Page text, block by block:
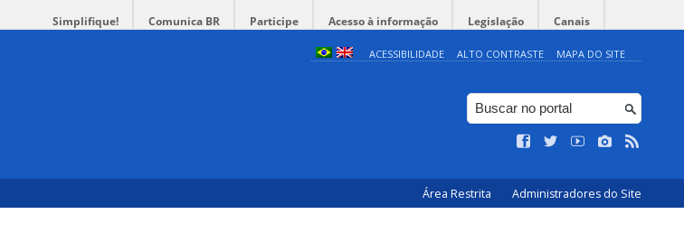
Simplifique! Comunica BR Participe Acesso à informação Legislação Canais
ACESSIBILIDADE ALTO CONTRASTE MAPA DO SITE
Área Restrita Administradores do Site